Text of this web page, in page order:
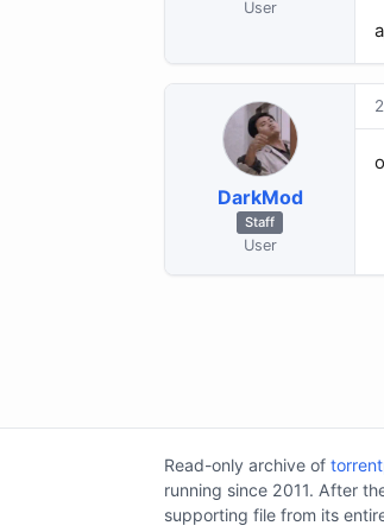
User
DarkMod
Staff
User
Read-only archive of
running since 2011. After
supporting file from its